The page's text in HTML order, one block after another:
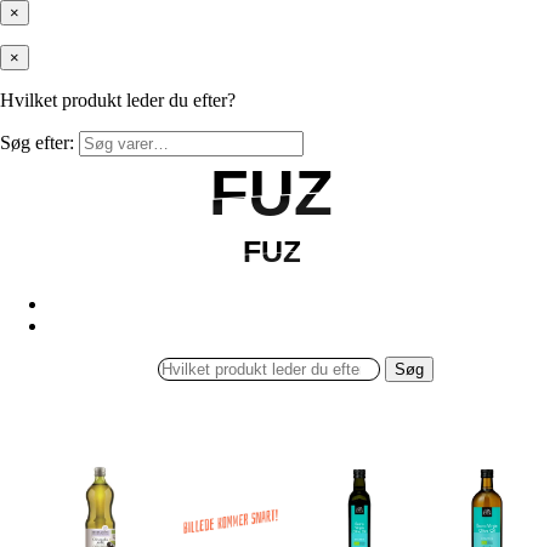
×
×
Hvilket produkt leder du efter?
Søg efter:
FUZ
FUZ
FUZ
FUZ
Søg